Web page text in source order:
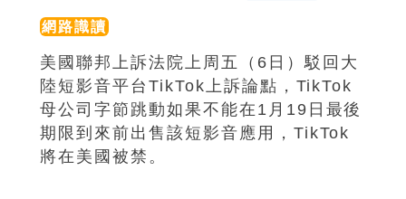
網路識讀
美國聯邦上訴法院上周五（6日）駁回大
陸短影音平台TikTok上訴論點，TikTok
母公司字節跳動如果不能在1月19日最後
期限到來前出售該短影音應用，TikTok
將在美國被禁。